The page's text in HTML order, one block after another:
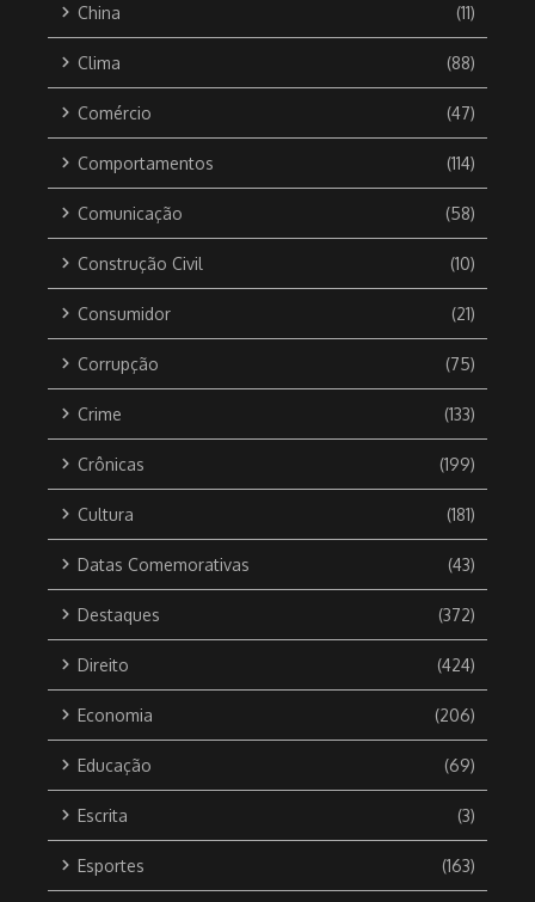
China (11)
Clima (88)
Comércio (47)
Comportamentos (114)
Comunicação (58)
Construção Civil (10)
Consumidor (21)
Corrupção (75)
Crime (133)
Crônicas (199)
Cultura (181)
Datas Comemorativas (43)
Destaques (372)
Direito (424)
Economia (206)
Educação (69)
Escrita (3)
Esportes (163)